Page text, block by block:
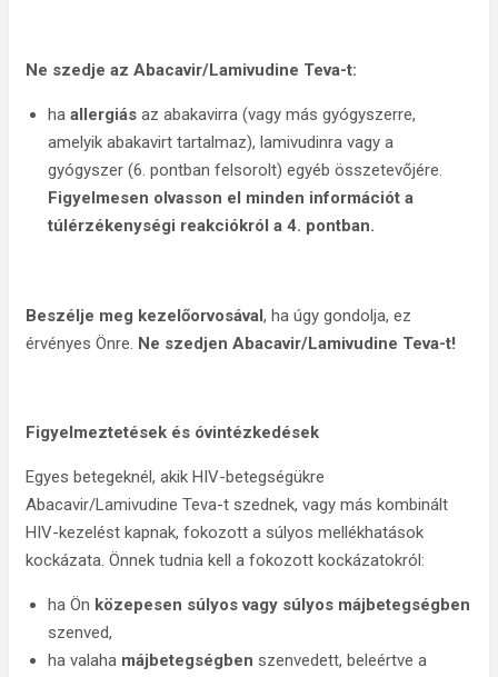
Ne szedje az Abacavir/Lamivudine Teva-t:
ha allergiás az abakavirra (vagy más gyógyszerre,
amelyik abakavirt tartalmaz), lamivudinra vagy a
gyógyszer (6. pontban felsorolt) egyéb összetevőjére.
Figyelmesen olvasson el minden információt a
túlérzékenységi reakciókról a 4. pontban.
Beszélje meg kezelőorvosával, ha úgy gondolja, ez
érvényes Önre. Ne szedjen Abacavir/Lamivudine Teva-t!
Figyelmeztetések és óvintézkedések
Egyes betegeknél, akik HIV-betegségükre
Abacavir/Lamivudine Teva-t szednek, vagy más kombinált
HIV-kezelést kapnak, fokozott a súlyos mellékhatások
kockázata. Önnek tudnia kell a fokozott kockázatokról:
ha Ön közepesen súlyos vagy súlyos májbetegségben
szenved,
ha valaha májbetegségben szenvedett, beleértve a